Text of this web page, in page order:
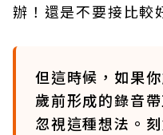
辦！還是不要接比較
但這時候，如果
歲前形成的錄音
忽視這種想法。